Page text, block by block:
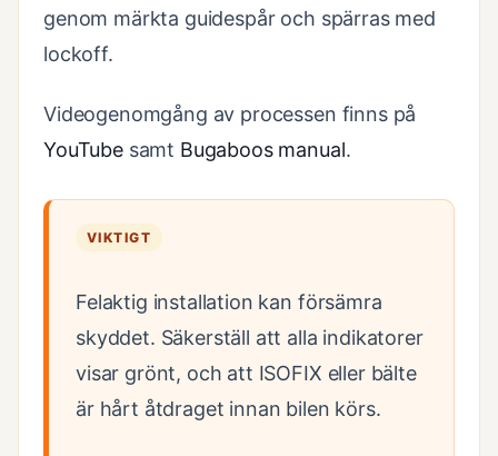
genom märkta guidespår och spärras med
lockoff.
Videogenomgång av processen finns på
YouTubesamt Bugaboos manual.
VIKTIGT
Felaktig installation kan försämra
skyddet. Säkerställ att alla indikatorer
visar grönt, och att ISOFIX eller bälte
är hårt åtdraget innan bilen körs.